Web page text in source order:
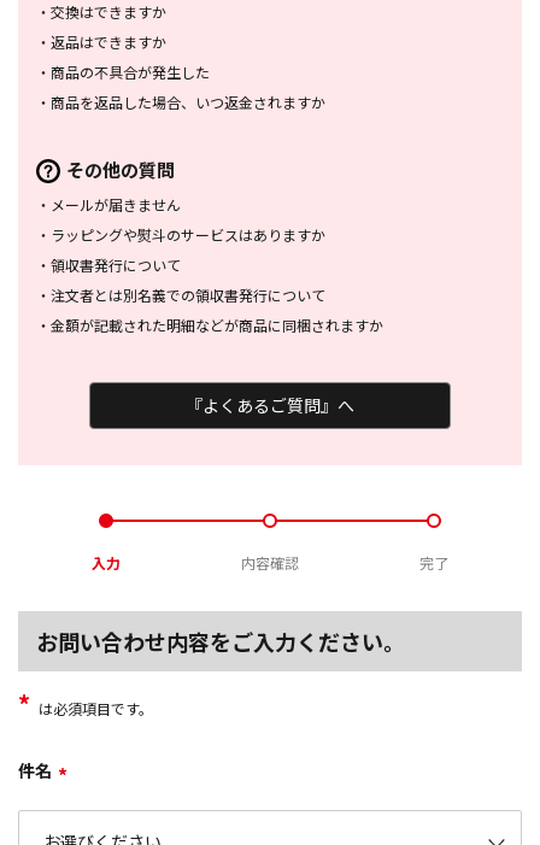
・ 交換はできますか
・ 返品はできますか
・ 商品の不具合が発生した
・ 商品を返品した場合、 いつ返金されますか
その他の質問
・ メールが届きません
・ ラッピングや熨斗のサービスはありますか
・ 領収書発行について
・ 注文者とは別名義での領収書発行について
・ 金額が記載された明細などが商品に同梱されますか
『よくあるご質問』へ
入力 内容確認 完了
お問い合わせ内容をご入力ください。
* は必須項目です。
件名 *